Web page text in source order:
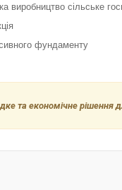
виробництво сільське
фундаменту
та економічне рішення